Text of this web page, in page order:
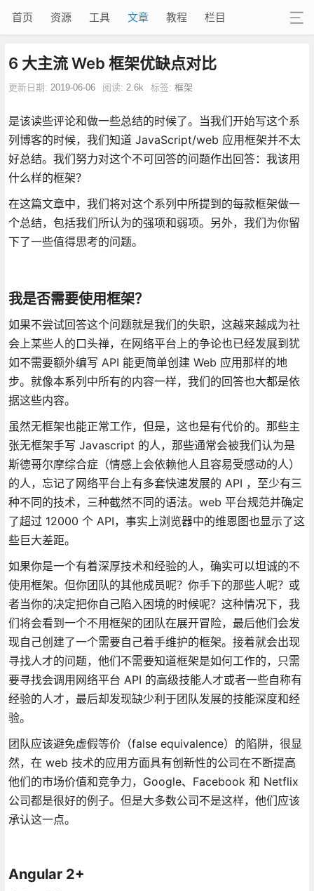
首页 资源 工具 文章 教程 栏目
6 大主流 Web 框架优缺点对比
更新日期: 2019-06-06 阅读: 2.6k 标签: 框架
是该读些评论和做一些总结的时候了。当我们开始写这个系
列博客的时候，我们知道 JavaScript/web 应用框架并不太
好总结。我们努力对这个不可回答的问题作出回答：我该用
什么样的框架？
在这篇文章中，我们将对这个系列中所提到的每款框架做一
个总结，包括我们所认为的强项和弱项。另外，我们为你留
下了一些值得思考的问题。
我是否需要使用框架？
如果不尝试回答这个问题就是我们的失职，这越来越成为社
会上某些人的口头禅，在网络平台上的争论也已经发展到犹
如不需要额外编写 API 能更简单创建 Web 应用那样的地
步。就像本系列中所有的内容一样，我们的回答也大都是依
据这些内容。
虽然无框架也能正常工作，但是，这也是有代价的。那些主
张无框架手写 Javascript 的人，那些通常会被我们认为是
斯德哥尔摩综合症（情感上会依赖他人且容易受感动的人）
的人，忘记了网络平台上有多套快速发展的 API ，至少有三
种不同的技术，三种截然不同的语法。web 平台规范并确定
了超过 12000 个 API，事实上浏览器中的维恩图也显示了这
些巨大差距。
如果你是一个有着深厚技术和经验的人，确实可以坦诚的不
使用框架。但你团队的其他成员呢？你手下的那些人呢？或
者当你的决定把你自己陷入困境的时候呢？这种情况下，我
们将会看到一个不用框架的团队在展开冒险，最后他们会发
现自己创建了一个需要自己着手维护的框架。接着就会出现
寻找人才的问题，他们不需要知道框架是如何工作的，只需
要寻找会调用网络平台 API 的高级技能人才或者一些自称有
经验的人才，最后却发现缺少利于团队发展的技能深度和经
验。
团队应该避免虚假等价（false equivalence）的陷阱，很显
然，在 web 技术的应用方面具有创新性的公司在不断提高
他们的市场价值和竞争力，Google、Facebook 和 Netflix
公司都是很好的例子。但是大多数公司不是这样，他们应该
承认这一点。
Angular 2+